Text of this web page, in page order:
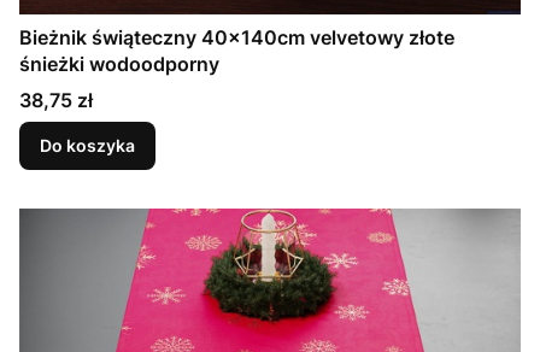
Bieżnik świąteczny 40x140cm velvetowy złote
śnieżki wodoodporny
Cena
38,75 zł
Do koszyka